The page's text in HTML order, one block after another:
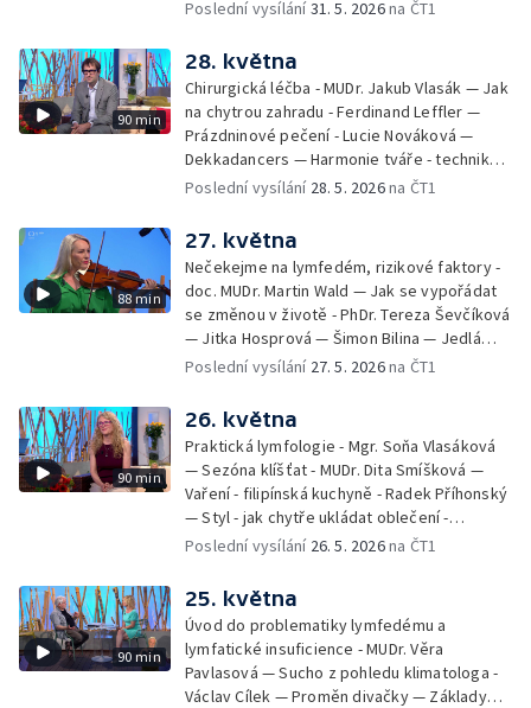
Poslední vysílání31. 5. 2026na ČT1
90 min
28. května
Chirurgická léčba - MUDr. Jakub Vlasák — Jak
na chytrou zahradu - Ferdinand Leffler —
Prázdninové pečení - Lucie Nováková —
Dekkadancers — Harmonie tváře - techniky
přírodního omlazení - Martina Kavecká —
Petr Bednařík — Počasí s Michalem Žákem
Poslední vysílání 28. 5. 2026na ČT1
88 min
27. května
Nečekejme na lymfedém, rizikové faktory -
doc. MUDr. Martin Wald — Jak se vypořádat
se změnou v životě - PhDr. Tereza Ševčíková
— Jitka Hosprová — Šimon Bilina — Jedlá
zahrada - Petra Matějková — Kulturní tipy
Poslední vysílání 27. 5. 2026na ČT1
90 min
26. května
Praktická lymfologie - Mgr. Soňa Vlasáková
— Sezóna klíšťat - MUDr. Dita Smíšková —
Vaření - filipínská kuchyně - Radek Příhonský
— Styl - jak chytře ukládat oblečení -
Veronika Slaninová — Běháme s dětmi - jak
Schneiderová — Colours of Ostrava - Filip
Košťálek a Jan Vojtko — Tajemství křišťálové
planety - Jan Maxián, Petr Horák a Adélka
Hesová — Český svaz ochránců přírody - Eva
Šrailová
Poslední vysílání 26. 5. 2026na ČT1
90 min
25. května
Úvod do problematiky lymfedému a
lymfatické insuficience - MUDr. Věra
Pavlasová — Sucho z pohledu klimatologa -
Václav Cílek — Proměn divačky — Základy